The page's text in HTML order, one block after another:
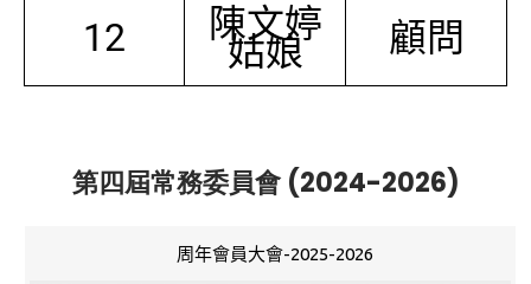
12 陳文婷
姑娘 顧問
第四屆常務委員會 (2024-2026)
周年會員大會-2025-2026